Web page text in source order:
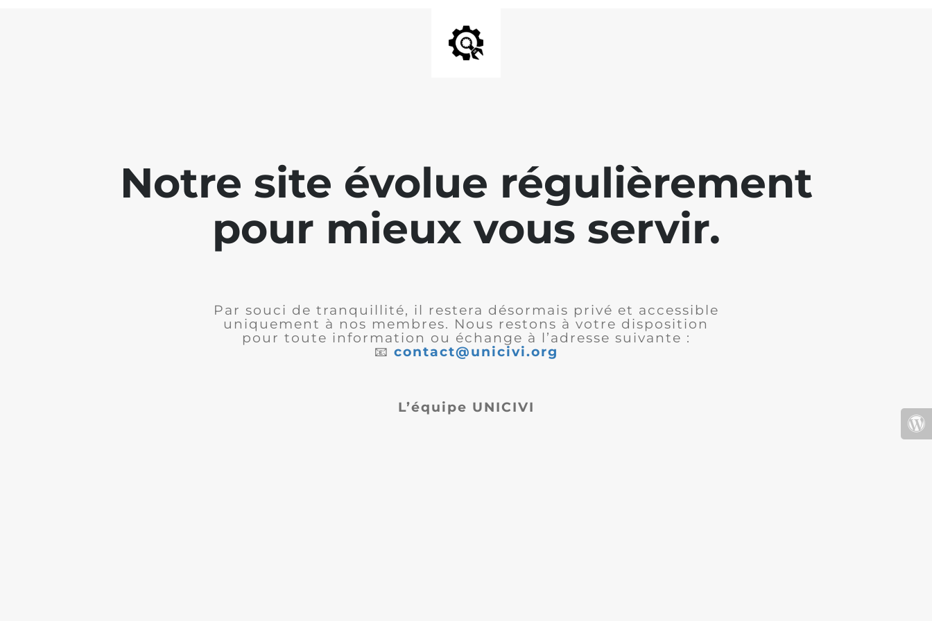
Notre site évolue régulièrement
pour mieux vous servir.
Par souci de tranquillité, il restera désormais privé et accessible
uniquement à nos membres. Nous restons à votre disposition
pour toute information ou échange à l’adresse suivante :
📧 contact@unicivi.org
L’équipe UNICIVI